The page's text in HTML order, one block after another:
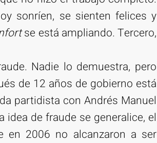
sonríen, se sienten felices y
se está ampliando. Tercero,
Nadie lo demuestra, pero
de 12 años de gobierno está
partidista con Andrés Manuel
idea de fraude se generalice, el
en 2006 no alcanzaron a ser